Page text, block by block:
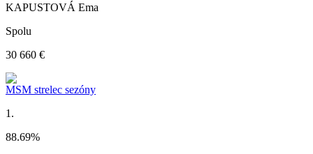
KAPUSTOVÁ Ema
Spolu
30 660 €
MSM strelec sezóny
1.
88.69%